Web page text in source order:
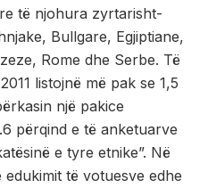
të njohura zyrtarisht-
Bullgare, Egjiptiane,
Rome dhe Serbe. Të
listojnë më pak se 1,5
një pakice
përqind e të anketuarve
e tyre etnike”. Në
të votuesve edhe